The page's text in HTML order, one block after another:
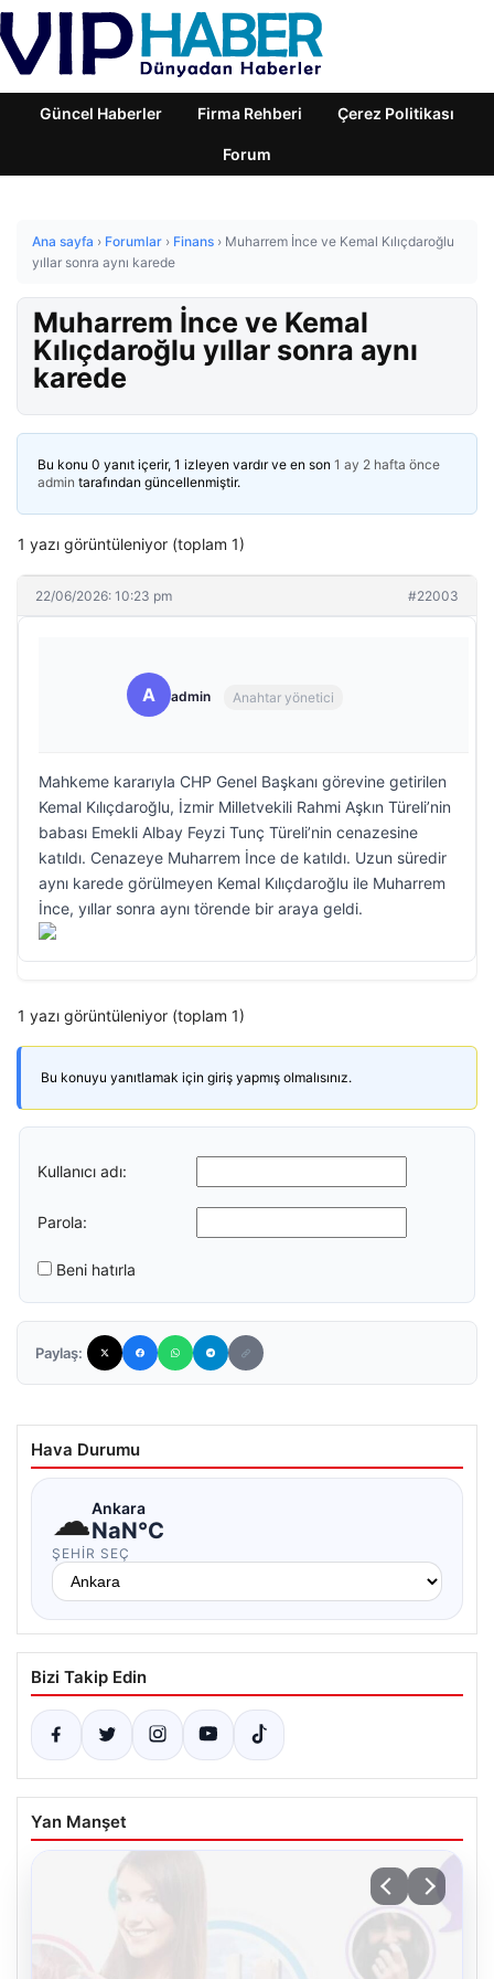
Güncel Haberler Firma Rehberi Çerez Politikası
Forum
Ana sayfa › Forumlar › Finans › Muharrem İnce ve Kemal Kılıçdaroğlu
yıllar sonra aynı karede
Muharrem İnce ve Kemal
Kılıçdaroğlu yıllar sonra aynı
karede
Bu konu 0 yanıt içerir, 1 izleyen vardır ve en son 1 ay 2 hafta önce
admin tarafından güncellenmiştir.
1 yazı görüntüleniyor (toplam 1)
22/06/2026: 10:23 pm #22003
A admin Anahtar yönetici
Mahkeme kararıyla CHP Genel Başkanı görevine getirilen
Kemal Kılıçdaroğlu, İzmir Milletvekili Rahmi Aşkın Türeli’nin
babası Emekli Albay Feyzi Tunç Türeli’nin cenazesine
katıldı. Cenazeye Muharrem İnce de katıldı. Uzun süredir
aynı karede görülmeyen Kemal Kılıçdaroğlu ile Muharrem
İnce, yıllar sonra aynı törende bir araya geldi.
1 yazı görüntüleniyor (toplam 1)
Bu konuyu yanıtlamak için giriş yapmış olmalısınız.
Kullanıcı adı:
Parola:
Beni hatırla
Paylaş:
Hava Durumu
☁Ankara
NaN°C
ŞEHIR SEÇ
Bizi Takip Edin
Yan Manşet